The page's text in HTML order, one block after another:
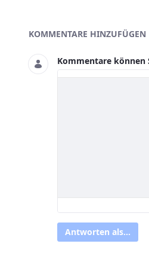
Blogs
KOMMENTARE HINZUFÜGEN
Kommentare können
Antworten als...